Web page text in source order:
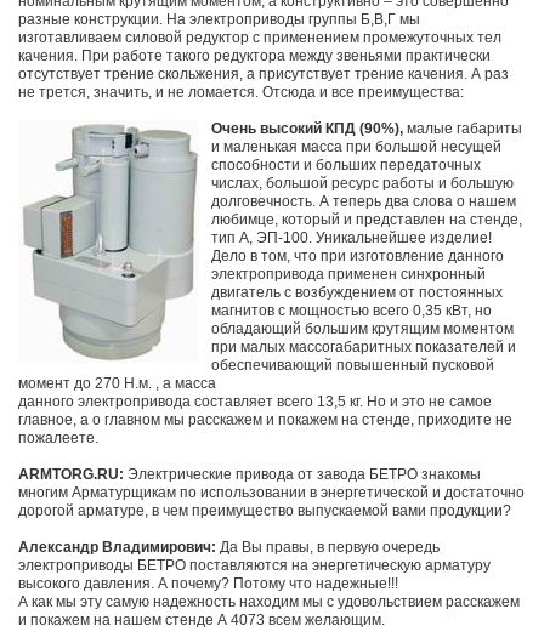
разные конструкции. На электроприводы группы Б,В,Г мы
изготавливаем силовой редуктор с применением промежуточных тел
качения. При работе такого редуктора между звеньями практически
отсутствует трение скольжения, а присутствует трение качения. А раз
не трется, значить, и не ломается. Отсюда и все преимущества:
Очень высокий КПД (90%), малые габариты
и маленькая масса при большой несущей
способности и больших передаточных
числах, большой ресурс работы и большую
долговечность. А теперь два слова о нашем
любимце, который и представлен на стенде,
тип А, ЭП-100. Уникальнейшее изделие!
Дело в том, что при изготовление данного
электропривода применен синхронный
двигатель с возбуждением от постоянных
магнитов с мощностью всего 0,35 кВт, но
обладающий большим крутящим моментом
при малых массогабаритных показателей и
обеспечивающий повышенный пусковой
момент до 270 Н.м. , а масса
данного электропривода составляет всего 13,5 кг. Но и это не самое
главное, а о главном мы расскажем и покажем на стенде, приходите не
пожалеете.
ARMTORG.RU: Электрические привода от завода БЕТРО знакомы
многим Арматурщикам по использовании в энергетической и достаточно
дорогой арматуре, в чем преимущество выпускаемой вами продукции?
Александр Владимирович: Да Вы правы, в первую очередь
электроприводы БЕТРО поставляются на энергетическую арматуру
высокого давления. А почему? Потому что надежные!!!
А как мы эту самую надежность находим мы с удовольствием расскажем
и покажем на нашем стенде А 4073 всем желающим.